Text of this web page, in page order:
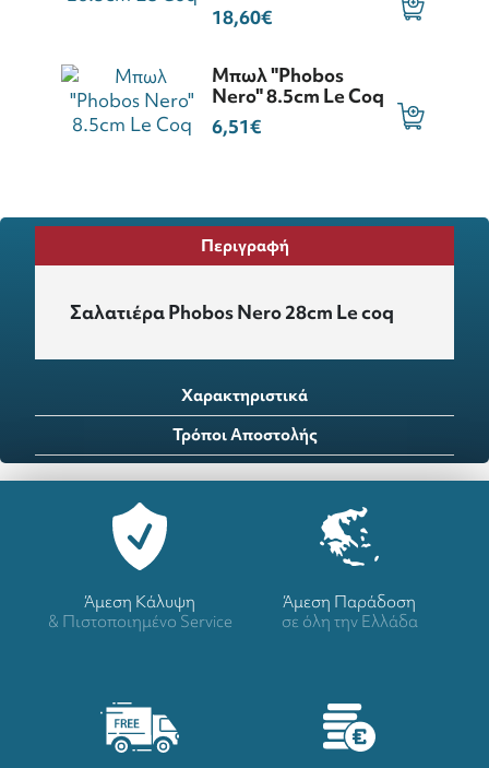
18,60€
Μπωλ "Phobos
Nero" 8.5cm Le Coq
6,51€
Περιγραφή
Σαλατιέρα Phobos Nero 28cm Le coq
Χαρακτηριστικά
Τρόποι Αποστολής
Άμεση Κάλυψη
& Πιστοποιημένο Service
Άμεση Παράδοση
σε όλη την Ελλάδα